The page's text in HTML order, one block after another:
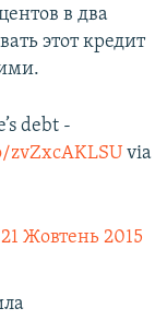
в два
этот кредит
debt -
zvZxcAKLSU via
21 Жовтень 2015